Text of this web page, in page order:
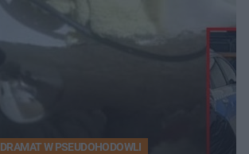
DRAMAT W PSEUDOHODOWLI